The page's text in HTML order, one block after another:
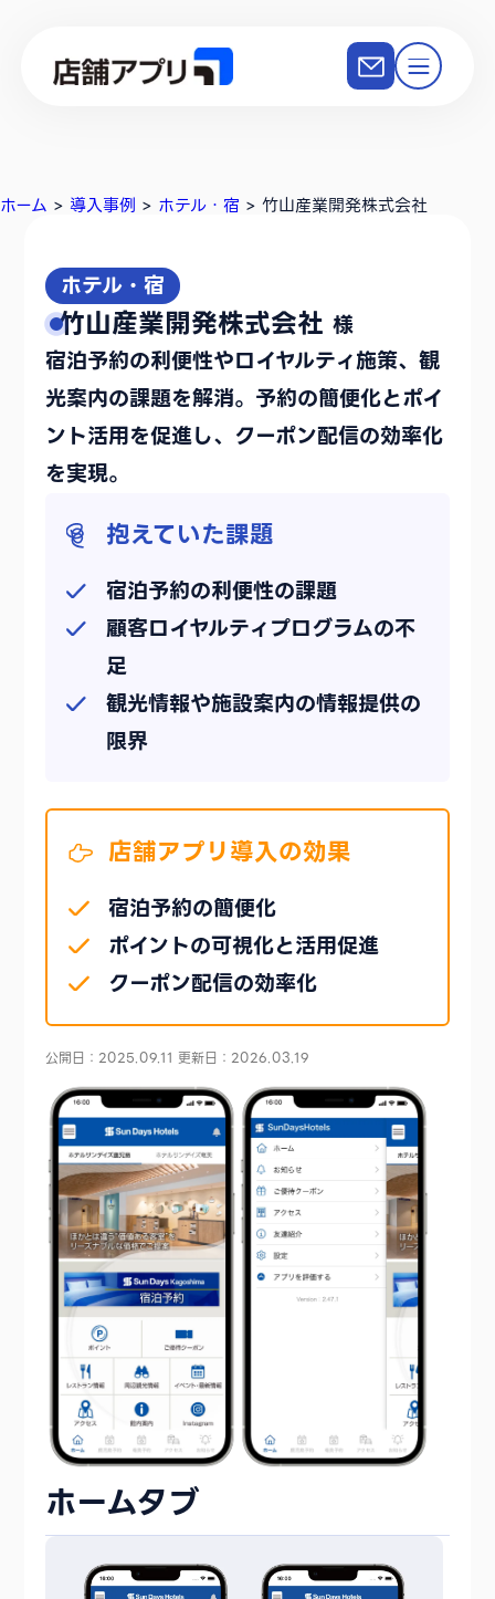
ホーム > 導入事例 > ホテル・宿 > 竹山産業開発株式会社
ホテル・宿
竹山産業開発株式会社 様
宿泊予約の利便性やロイヤルティ施策、観
光案内の課題を解消。予約の簡便化とポイ
ント活用を促進し、クーポン配信の効率化
を実現。
抱えていた課題
宿泊予約の利便性の課題
顧客ロイヤルティプログラムの不
足
観光情報や施設案内の情報提供の
限界
店舗アプリ導入の効果
宿泊予約の簡便化
ポイントの可視化と活用促進
クーポン配信の効率化
公開日：2025.09.11 更新日：2026.03.19
ホームタブ